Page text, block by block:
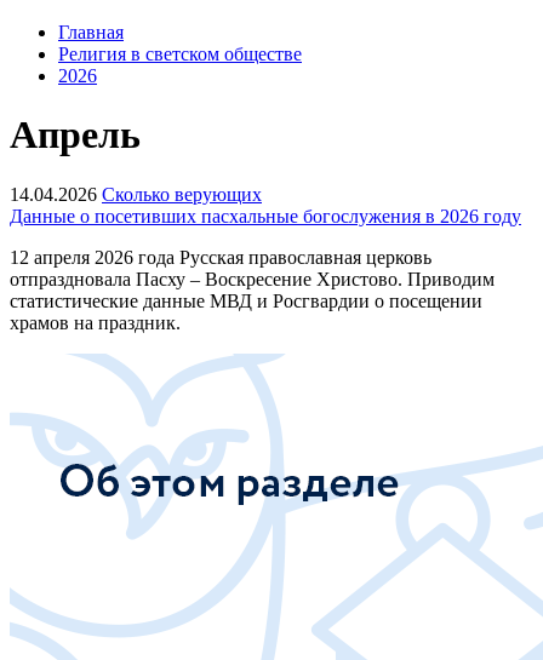
Главная
Религия в светском обществе
2026
Апрель
14.04.2026 Сколько верующих
Данные о посетивших пасхальные богослужения в 2026 году
12 апреля 2026 года Русская православная церковь
отпраздновала Пасху – Воскресение Христово. Приводим
статистические данные МВД и Росгвардии о посещении
храмов на праздник.